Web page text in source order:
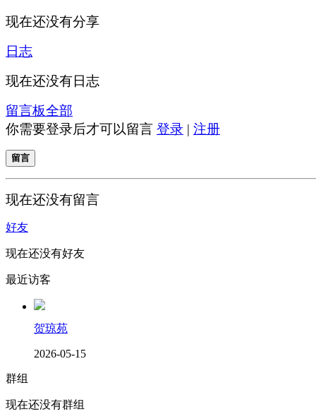
现在还没有分享
日志
现在还没有日志
留言板全部
你需要登录后才可以留言 登录 | 注册
留言
现在还没有留言
好友
现在还没有好友
最近访客
贺琼苑
2026-05-15
群组
现在还没有群组